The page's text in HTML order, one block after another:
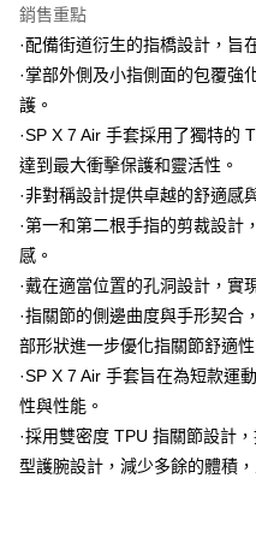
消。如遇「轉專審核」未通過狀況
法說明評估內容。
【繳款方式說明】
1.分期款項不併入電信帳單，「大
醒簡訊。
帳／街口支付／iPASS MONEY」
【注意事項】
1.本服務係由「台灣大哥大股份有
用戶於交易時，得透過本服務購買
買賣價金債權讓與本公司後，依約
資料（包含姓名、電話或地址）提
由本公司與您本人進行分期帳單所
3.完整用戶服務條款，請詳閱以下連
２．便利：只要手機號碼，簡訊認
３．安心：先確認商品／服務後，
【「AFTEE先享後付」結帳流程】
１．於結帳方式選擇「AFTEE先享
結帳頁面，進行簡訊認證並確認金
３．收到繳費通知簡訊後14天內，
ATM／網路銀行／等多元方式進行
※ 請注意：結帳手續完成當下不需
購買商品的店家。未經商家同意取
後付繳納相關費用。
※ 交易是否成功請以「AFTEE先享
客戶支援中心」https://
【注意事項】
１．透過由恩沛科技股份有限公
易，需依本服務之必要範圍內提供
權轉讓予恩沛科技股份有限公司。
２．關於個人資料處理事宜，請瀏
https://aftee.tw/terms/#terms3
運送方式
全家取貨付款
每筆NT$80，滿NT$1,999(含
付款後全家取貨
每筆NT$80，滿NT$1,999(含以
7-11取貨付款
每筆NT$80，滿NT$1,999(含
付款後7-11取貨
每筆NT$80，滿NT$1,999(含
宅配
銷售重點
·配備街道衍生的指橋設計，旨
·掌部外側及小指側面的包覆強
護。
·SP X 7 Air 手套採用了獨特的
達到最大衝擊保護和靈活性。
·非對稱設計提供卓越的舒適感
·第一和第二根手指的剪裁設計
感。
·戴在適當位置的孔洞設計，實
·指關節的側邊曲度與手形契合
部形狀進一步優化指關節舒適性
·SP X 7 Air 手套旨在為短款運
性與性能。
·採用雙密度 TPU 指關節設計
型護腕設計，減少多餘的體積